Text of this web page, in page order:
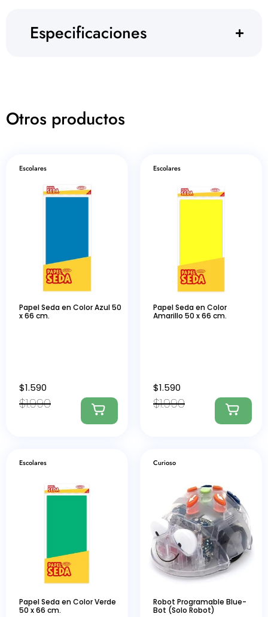
Especificaciones
Otros productos
Escolares
Papel Seda en Color Azul 50
x 66 cm.
$1.990
$1.590
Escolares
Papel Seda en Color
Amarillo 50 x 66 cm.
$1.990
$1.590
Escolares
Papel Seda en Color Verde
50 x 66 cm.
Curioso
Robot Programable Blue-
Bot (Solo Robot)